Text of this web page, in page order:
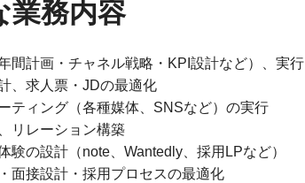
業務内容
間計画・チャネル戦略・KPI設計など）、実行
、求人票・JDの最適化
ティング（各種媒体、SNSなど）の実行
リレーション構築
験の設計（note、Wantedly、採用LPなど）
面接設計・採用プロセスの最適化